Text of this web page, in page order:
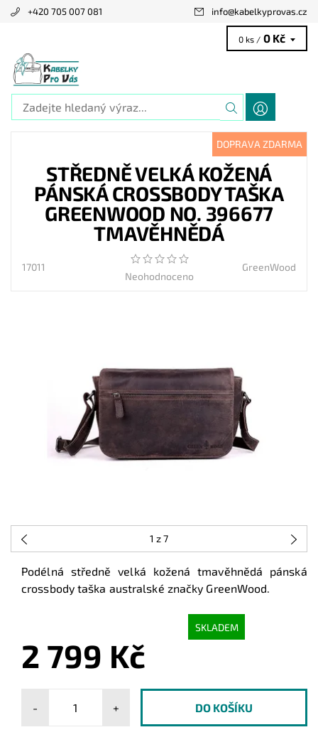
+420 705 007 081 info@kabelkyprovas.cz
0 ks / 0 Kč
DOPRAVA ZDARMA
STŘEDNĚ VELKÁ KOŽENÁ
PÁNSKÁ CROSSBODY TAŠKA
GREENWOOD NO. 396677
TMAVĚHNĚDÁ
17011
Neohodnoceno
GreenWood
1 z 7
Podélná středně velká kožená tmavěhnědá pánská
crossbody taška australské značky GreenWood.
SKLADEM
2 799 Kč
- +